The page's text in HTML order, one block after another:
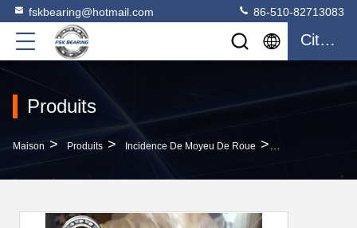
fskbearing@hotmail.com 86-510-82713083
Citation
Produits
Maison > Produits > Incidence De Moyeu De Roue >